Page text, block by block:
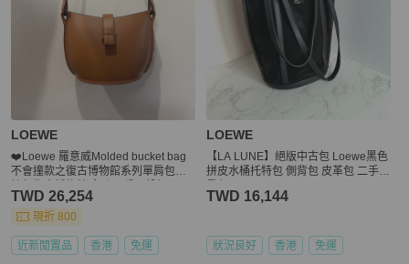
LOEWE
❤️Loewe 羅意威Molded bucket bag
不會撞款之復古博物館系列單肩包斜
TWD 26,254
現折 800
近新閒置品 香港 免運
LOEWE
【LA LUNE】絕版中古包 Loewe黑色
拼皮水桶托特包 側背包 皮革包 二手單
TWD 16,144
狀況良好 香港 免運